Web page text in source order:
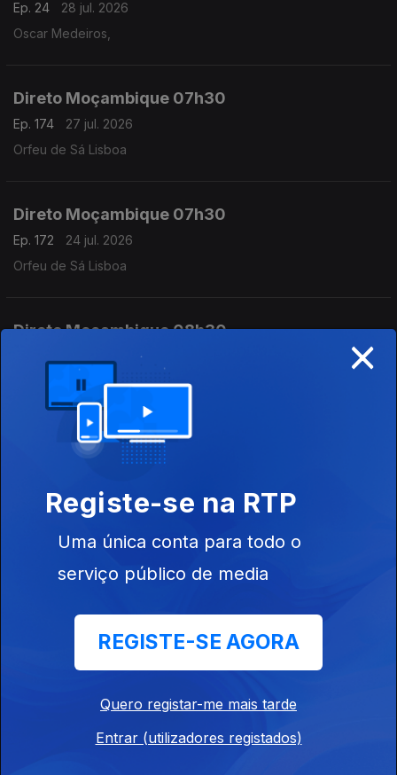
Ep. 24
28 jul. 2026
Oscar Medeiros,
Direto Moçambique 07h30
Ep. 174
27 jul. 2026
Orfeu de Sá Lisboa
Direto Moçambique 07h30
Ep. 172
24 jul. 2026
Orfeu de Sá Lisboa
Direto Moçambique 08h30
Orfeu de Sá Lisboa
Direto Moçambique 07h30
Orfeu de Sá Lisboa
Direto Moçambique 07h30
22 jul. 2026
Orfeu de Sá Lisboa
21 jul. 2026
Orfeu de Sá Lisboa
×
Registe-se na RTP
Uma única conta para todo o
serviço público de media
REGISTE-SE AGORA
Quero registar-me mais tarde
Entrar (utilizadores registados)